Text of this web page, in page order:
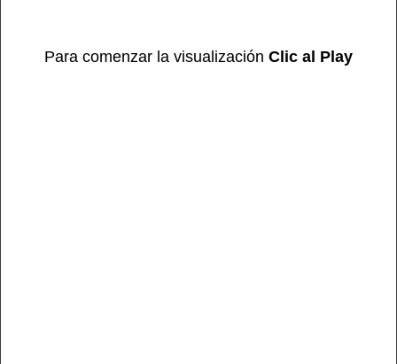
Para comenzar la visualización Clic al Play